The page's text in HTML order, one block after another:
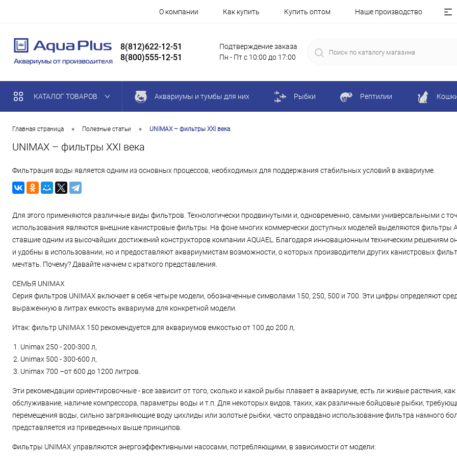
О компании Как купить Купить оптом Наше производство
8(812)622-12-51
8(800)555-12-51
Подтверждение заказа
Пн - Пт с 10:00 до 17:00
КАТАЛОГ ТОВАРОВ Аквариумы и тумбы для них Рыбки Рептилии
Главная страница • Полезные статьи • UNIMAX – фильтры XXI века
UNIMAX – фильтры XXI века
Фильтрация воды является одним из основных процессов, необходимых для поддержания стабильных условий в аквариуме.
Для этого применяются различные виды фильтров. Технологически продвинутыми и, одновременно, самыми универсальными с
использования являются внешние канистровые фильтры. На фоне многих коммерчески доступных моделей выделяются фильтры
ставшие одним из высочайших достижений конструкторов компании AQUAEL. Благодаря инновационным техническим решениям
и удобны в использовании, но и предоставляют аквариумистам возможности, о которых производители других канистровых
мечтать. Почему? Давайте начнем с краткого представления.
СЕМЬЯ UNIMAX
Серия фильтров UNIMAX включает в себя четыре модели, обозначенные символами 150, 250, 500 и 700. Эти цифры определяют
выраженную в литрах емкость аквариума для конкретной модели.
Итак: фильтр UNIMAX 150 рекомендуется для аквариумов емкостью от 100 до 200 л,
Unimax 250 - 200-300 л,
Unimax 500 - 300-600 л,
Unimax 700 –от 600 до 1200 литров.
Эти рекомендации ориентировочные - все зависит от того, сколько и какой рыбы плавает в аквариуме, есть ли живые растения,
обслуживание, наличие компрессора, параметры воды и т.п. Для некоторых видов, таких, как различные бойцовые рыбки,
перемещения воды, сильно загрязняющие воду цихлиды или золотые рыбки, часто оправдано использование фильтра намного
представляется из приведенных выше принципов.
Фильтры UNIMAX управляются энергоэффективными насосами, потребляющими, в зависимости от модели: